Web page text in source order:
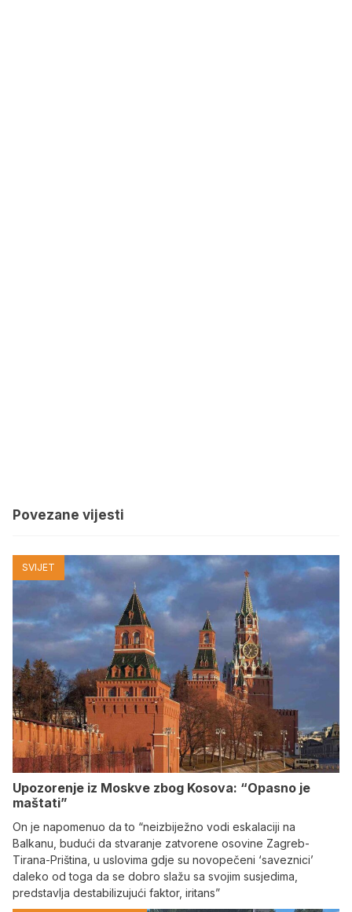
Povezane vijesti
SVIJET
Upozorenje iz Moskve zbog Kosova: “Opasno je
maštati”
On je napomenuo da to “neizbiježno vodi eskalaciji na
Balkanu, budući da stvaranje zatvorene osovine Zagreb-
Tirana-Priština, u uslovima gdje su novopečeni ‘saveznici’
daleko od toga da se dobro slažu sa svojim susjedima,
predstavlja destabilizujući faktor, iritans”